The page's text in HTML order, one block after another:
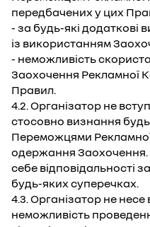
передбачених у цих
- за будь-які додаткові
із використанням
- неможливість
Заохочення Рекламної
Правил.
4.2. Організатор не
стосовно визнання
Переможцями Рекламної
одержання Заохочення.
себе відповідальності
будь-яких суперечках.
4.3. Організатор не несе
неможливість